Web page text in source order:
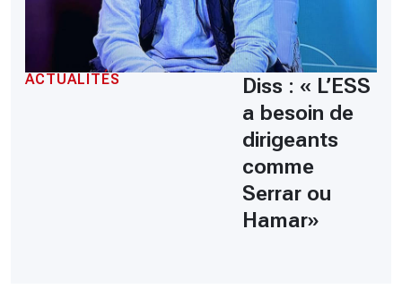
ACTUALITÉS
Diss : « L’ESS
a besoin de
dirigeants
comme
Serrar ou
Hamar»